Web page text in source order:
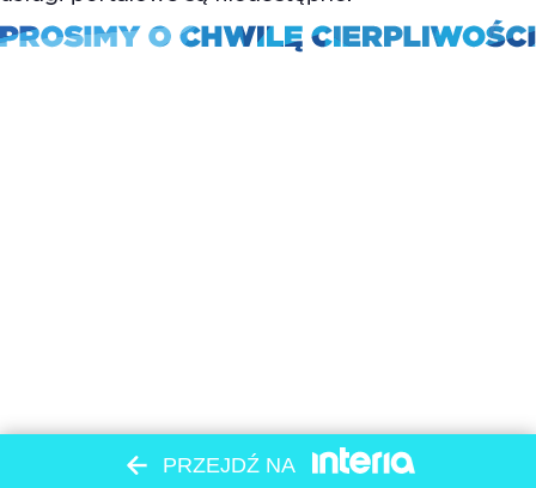
PRZEJDŹ NA